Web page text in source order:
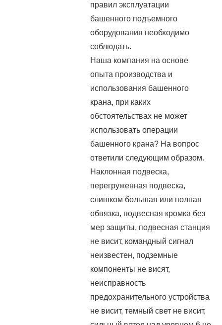
правил эксплуатации
башенного подъемного
оборудования необходимо
соблюдать.
Наша компания на основе
опыта производства и
использования башенного
крана, при каких
обстоятельствах не может
использовать операции
башенного крана? На вопрос
ответили следующим образом.
Наклонная подвеска,
перегруженная подвеска,
слишком большая или полная
обвязка, подвесная кромка без
мер защиты, подвесная станция
не висит, командный сигнал
неизвестен, подземные
компоненты не висят,
неисправность
предохранительного устройства
не висит, темный свет не висит,